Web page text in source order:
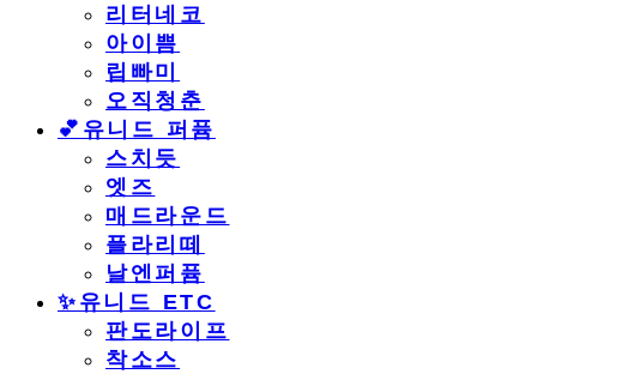
리터네코
아이쁨
립빠미
오직청춘
💕유니드 퍼퓸
스치듯
엣즈
매드라운드
플라리떼
날엔퍼퓸
​✨유니드 ETC
판도라이프
착소스